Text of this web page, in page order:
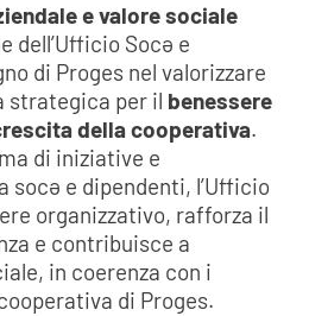
e valore sociale
dell’Ufficio Socə e
di Proges nel valorizzare
strategica per il benessere
della cooperativa.
di iniziative e
socə e dipendenti, l’Ufficio
organizzativo, rafforza il
e contribuisce a
in coerenza con i
di Proges.